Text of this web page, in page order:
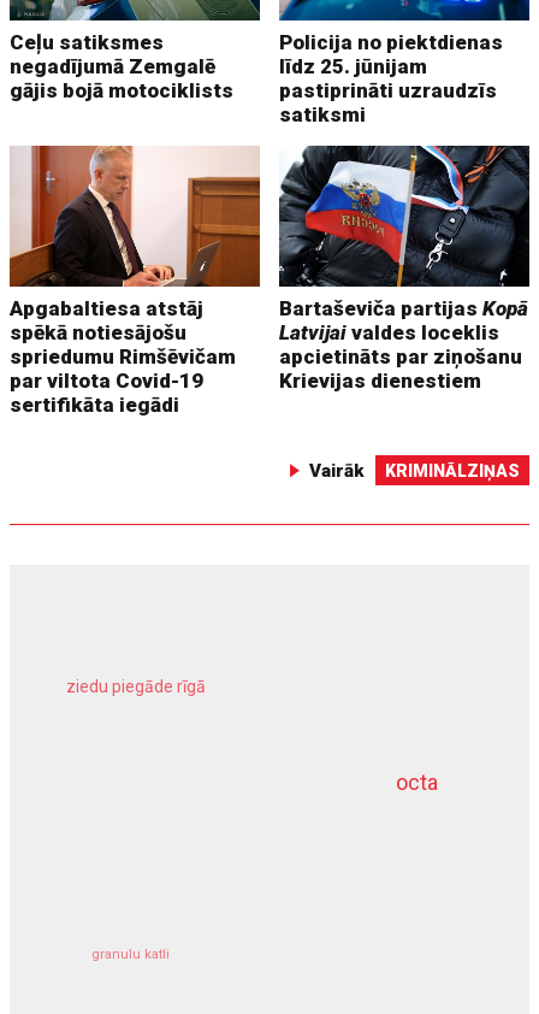
Ceļu satiksmes
negadījumā Zemgalē
gājis bojā motociklists
Policija no piektdienas
līdz 25. jūnijam
pastiprināti uzraudzīs
satiksmi
Apgabaltiesa atstāj
spēkā notiesājošu
spriedumu Rimšēvičam
par viltota Covid-19
sertifikāta iegādi
Bartaševiča partijasKopā
Latvijai valdes loceklis
apcietināts par ziņošanu
Krievijas dienestiem
Vairāk KRIMINĀLZIŅAS
octa
ziedu piegāde rīgā
granulu katli
dziļurbums